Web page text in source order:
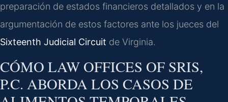
preparación de estados financieros detallados y en la
argumentación de estos factores ante los jueces del
Sixteenth Judicial Circuit de Virginia.
CÓMO LAW OFFICES OF SRIS,
P.C. ABORDA LOS CASOS DE